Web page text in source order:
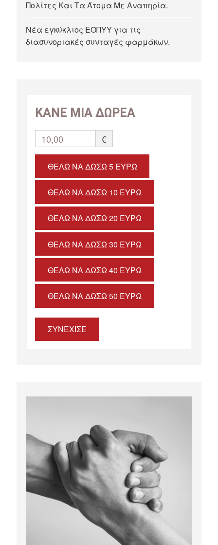
Πολίτες Και Τα Άτομα Με Αναπηρία.
Νέα εγκύκλιος ΕΟΠΥΥ για τις
διασυνοριακές συνταγές φαρμάκων.
ΚΑΝΕ ΜΙΑ ΔΩΡΕΑ
10,00 €
ΘΈΛΩ ΝΑ ΔΏΣΩ 5 ΕΥΡΏ
ΘΈΛΩ ΝΑ ΔΏΣΩ 10 ΕΥΡΏ
ΘΈΛΩ ΝΑ ΔΏΣΩ 20 ΕΥΡΏ
ΘΈΛΩ ΝΑ ΔΏΣΩ 30 ΕΥΡΏ
ΘΈΛΩ ΝΑ ΔΏΣΩ 40 ΕΥΡΏ
ΘΈΛΩ ΝΑ ΔΏΣΩ 50 ΕΥΡΏ
ΣΥΝΕΧΙΣΕ